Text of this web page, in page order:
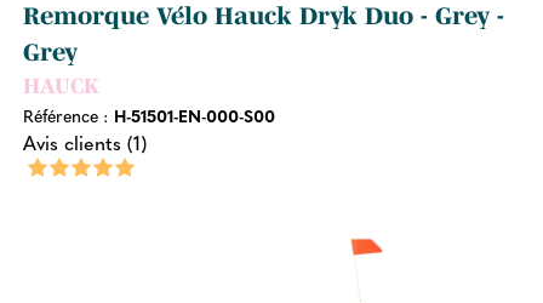
Remorque Vélo Hauck Dryk Duo - Grey -
Grey
HAUCK
Référence : H-51501-EN-000-S00
Avis clients (1)